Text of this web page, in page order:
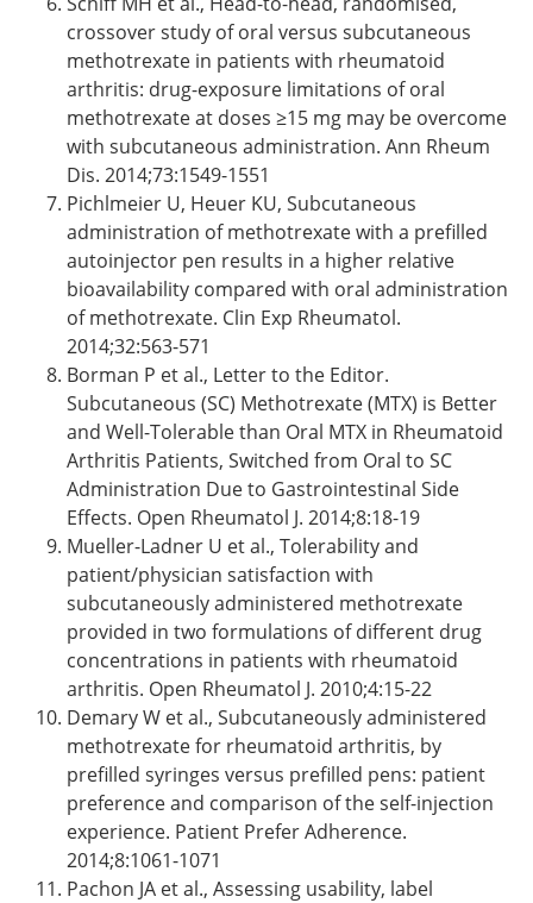
crossover study of oral versus subcutaneous
methotrexate in patients with rheumatoid
arthritis: drug-exposure limitations of oral
methotrexate at doses ≥15 mg may be overcome
with subcutaneous administration. Ann Rheum
Dis. 2014;73:1549-1551
Pichlmeier U, Heuer KU, Subcutaneous
administration of methotrexate with a prefilled
autoinjector pen results in a higher relative
bioavailability compared with oral administration
of methotrexate. Clin Exp Rheumatol.
2014;32:563-571
Borman P et al., Letter to the Editor.
Subcutaneous (SC) Methotrexate (MTX) is Better
and Well-Tolerable than Oral MTX in Rheumatoid
Arthritis Patients, Switched from Oral to SC
Administration Due to Gastrointestinal Side
Effects. Open Rheumatol J. 2014;8:18-19
Mueller-Ladner U et al., Tolerability and
patient/physician satisfaction with
subcutaneously administered methotrexate
provided in two formulations of different drug
concentrations in patients with rheumatoid
arthritis. Open Rheumatol J. 2010;4:15-22
Demary W et al., Subcutaneously administered
methotrexate for rheumatoid arthritis, by
prefilled syringes versus prefilled pens: patient
preference and comparison of the self-injection
experience. Patient Prefer Adherence.
2014;8:1061-1071
Pachon JA et al., Assessing usability, label